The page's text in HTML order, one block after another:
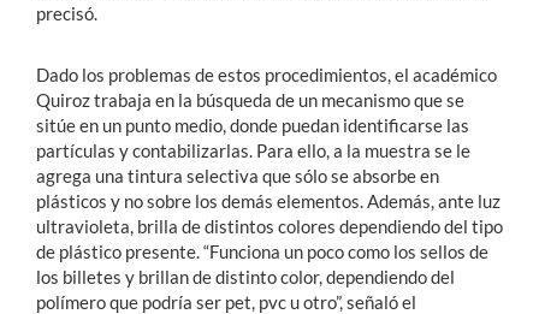
precisó.
Dado los problemas de estos procedimientos, el académico
Quiroz trabaja en la búsqueda de un mecanismo que se
sitúe en un punto medio, donde puedan identificarse las
partículas y contabilizarlas. Para ello, a la muestra se le
agrega una tintura selectiva que sólo se absorbe en
plásticos y no sobre los demás elementos. Además, ante luz
ultravioleta, brilla de distintos colores dependiendo del tipo
de plástico presente. “Funciona un poco como los sellos de
los billetes y brillan de distinto color, dependiendo del
polímero que podría ser pet, pvc u otro”, señaló el